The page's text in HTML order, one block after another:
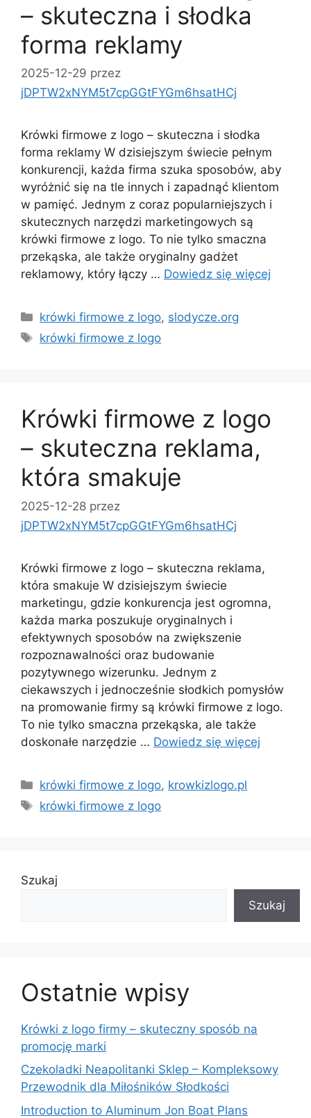
– skuteczna i słodka
forma reklamy
2025-12-29 przez
jDPTW2xNYM5t7cpGGtFYGm6hsatHCj
Krówki firmowe z logo – skuteczna i słodka
forma reklamy W dzisiejszym świecie pełnym
konkurencji, każda firma szuka sposobów, aby
wyróżnić się na tle innych i zapadnąć klientom
w pamięć. Jednym z coraz popularniejszych i
skutecznych narzędzi marketingowych są
krówki firmowe z logo. To nie tylko smaczna
przekąska, ale także oryginalny gadżet
reklamowy, który łączy … Dowiedz się więcej
Kategorie
krówki firmowe z logo, slodycze.org
Tagi
krówki firmowe z logo
Krówki firmowe z logo
– skuteczna reklama,
która smakuje
2025-12-28 przez
jDPTW2xNYM5t7cpGGtFYGm6hsatHCj
Krówki firmowe z logo – skuteczna reklama,
która smakuje W dzisiejszym świecie
marketingu, gdzie konkurencja jest ogromna,
każda marka poszukuje oryginalnych i
efektywnych sposobów na zwiększenie
rozpoznawalności oraz budowanie
pozytywnego wizerunku. Jednym z
ciekawszych i jednocześnie słodkich pomysłów
na promowanie firmy są krówki firmowe z logo.
To nie tylko smaczna przekąska, ale także
doskonałe narzędzie … Dowiedz się więcej
Kategorie
krówki firmowe z logo, krowkizlogo.pl
Tagi
krówki firmowe z logo
Szukaj
Szukaj
Ostatnie wpisy
Krówki z logo firmy – skuteczny sposób na
promocję marki
Czekoladki Neapolitanki Sklep – Kompleksowy
Przewodnik dla Miłośników Słodkości
Introduction to Aluminum Jon Boat Plans